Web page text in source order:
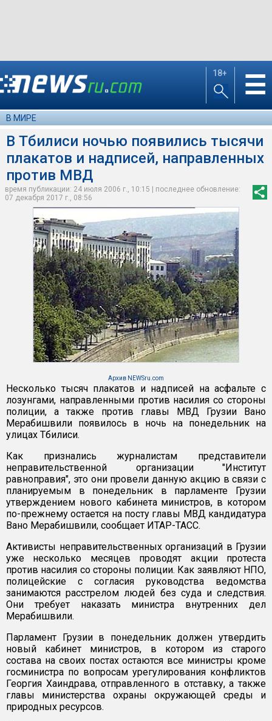
18+ ☰
В МИРЕ
В Тбилиси ночью появились тысячи
плакатов и надписей, направленных
против МВД
время публикации: 24 июля 2006 г., 10:15 | последнее обновление:
07 декабря 2017 г., 08:56
Архив NEWSru.com
Несколько тысяч плакатов и надписей на асфальте с
лозунгами, направленными против насилия со стороны
полиции, а также против главы МВД Грузии Вано
Мерабишвили появилось в ночь на понедельник на
улицах Тбилиси.
Как признались журналистам представители
неправительственной организации "Институт
равноправия", это они провели данную акцию в связи с
планируемым в понедельник в парламенте Грузии
утверждением нового кабинета министров, в котором
по-прежнему остается на посту главы МВД кандидатура
Вано Мерабишвили, сообщает ИТАР-ТАСС.
Активисты неправительственных организаций в Грузии
уже несколько месяцев проводят акции протеста
против насилия со стороны полиции. Как заявляют НПО,
полицейские с согласия руководства ведомства
занимаются расстрелом людей без суда и следствия.
Они требует наказать министра внутренних дел
Мерабишвили.
Парламент Грузии в понедельник должен утвердить
новый кабинет министров, в котором из старого
состава на своих постах остаются все министры кроме
госминистра по вопросам урегулирования конфликтов
Георгия Хаиндрава, отправленного в отставку, а также
главы министерства охраны окружающей среды и
природных ресурсов.